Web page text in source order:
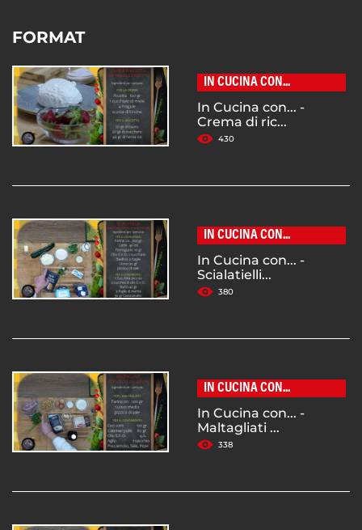
FORMAT
IN CUCINA CON...
In Cucina con... -
Crema di ric...
430
IN CUCINA CON...
In Cucina con... -
Scialatielli...
380
IN CUCINA CON...
In Cucina con... -
Maltagliati ...
338